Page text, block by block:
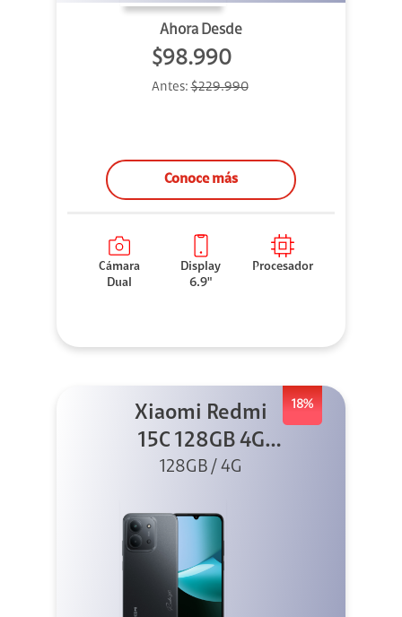
Ahora Desde
$98.990
Antes:$229.990
Conoce más
Cámara
Dual
Display
6.9"
Procesador
18%
Xiaomi Redmi
15C 128GB 4G
Negro
128GB / 4G